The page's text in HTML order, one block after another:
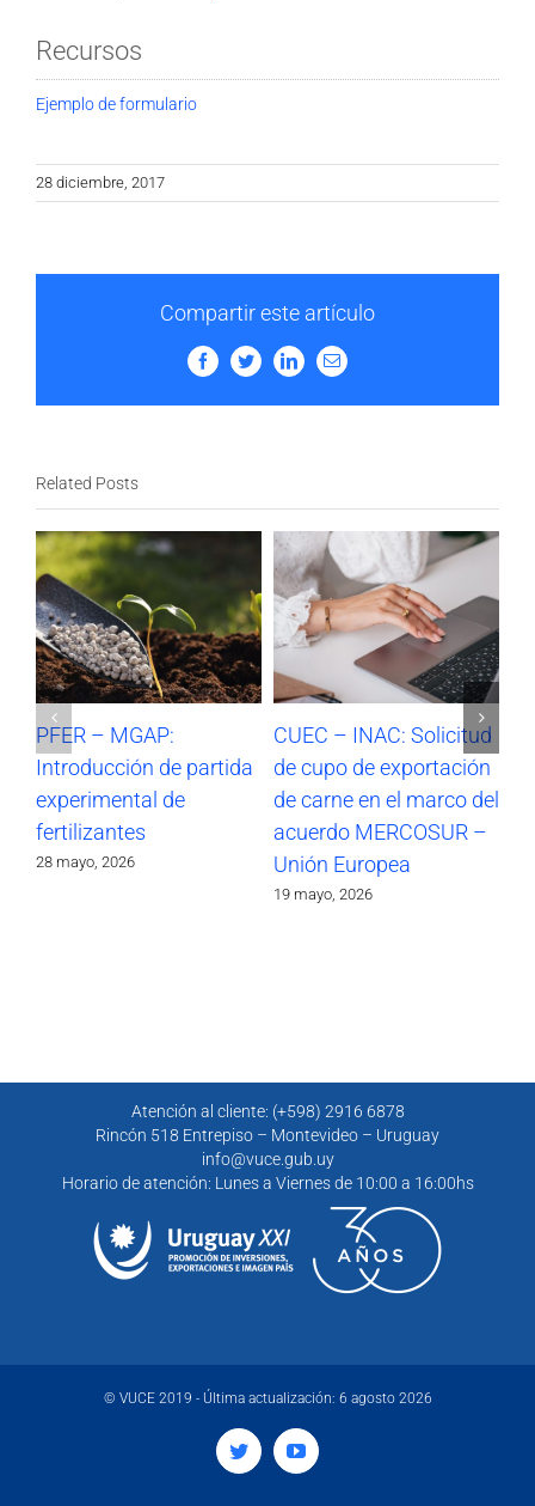
Recursos
Ejemplo de formulario
28 diciembre, 2017
Compartir este artículo
FacebookTwitterLinkedInEmail
Related Posts
PFER – MGAP:
Introducción de partida
experimental de
fertilizantes
28 mayo, 2026
CUEC – INAC: Solicitud
de cupo de exportación
de carne en el marco del
acuerdo MERCOSUR –
Unión Europea
19 mayo, 2026
Atención al cliente: (+598) 2916 6878
Rincón 518 Entrepiso – Montevideo – Uruguay
info@vuce.gub.uy
Horario de atención: Lunes a Viernes de 10:00 a 16:00hs
© VUCE 2019 - Última actualización: 6 agosto 2026
TwitterYouTube